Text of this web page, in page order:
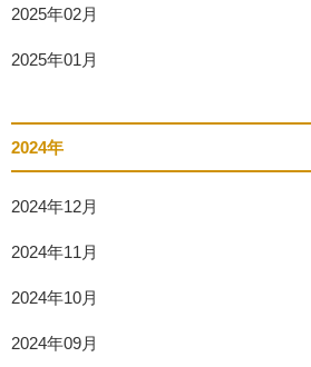
2025年02月
2025年01月
2024年
2024年12月
2024年11月
2024年10月
2024年09月